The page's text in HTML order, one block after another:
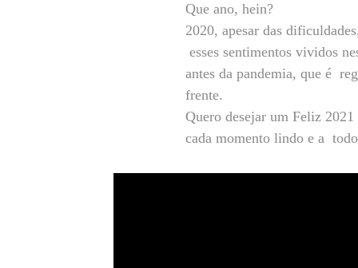
Que ano, hein?
2020, apesar das
esses sentimentos vividos
antes da pandemia, que é
frente.
Quero desejar um Feliz
cada momento lindo e a